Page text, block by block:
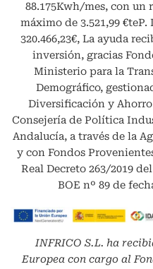
88.175Kwh/mes, con
máximo de 3.521,99
320.466,23€, La ayuda
inversión, gracias
Ministerio para la
Demográfico,
Diversificación y
Consejería de Política
Andalucía, a través de la
y con Fondos
Real Decreto 263/2019
BOE nº 89 de
INFRICO S.L. ha
Europea con cargo al